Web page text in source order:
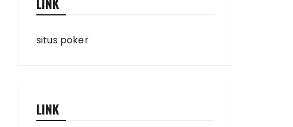
situs poker
LINK